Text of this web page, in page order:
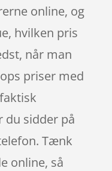
online, og
hvilken pris
når man
priser med
du sidder på
Tænk
online, så